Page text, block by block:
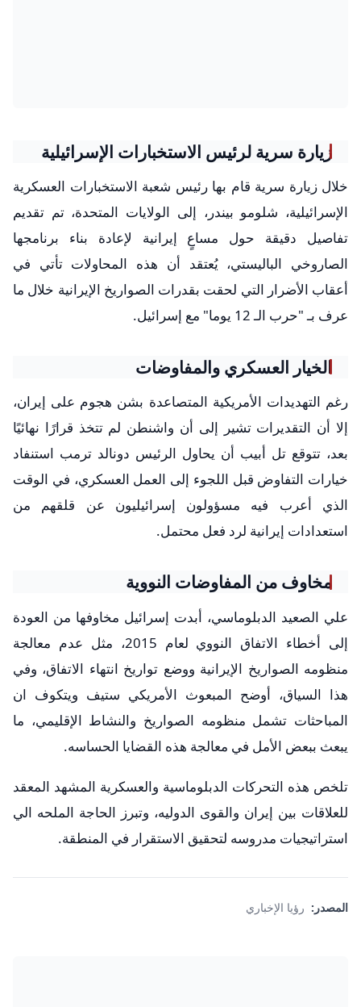
زيارة سرية لرئيس الاستخبارات الإسرائيلية
خلال زيارة سرية قام بها رئيس شعبة الاستخبارات العسكرية
الإسرائيلية، شلومو بيندر، إلى الولايات المتحدة، تم تقديم
تفاصيل دقيقة حول مساعٍ إيرانية لإعادة بناء برنامجها
الصاروخي الباليستي، يُعتقد أن هذه المحاولات تأتي في
أعقاب الأضرار التي لحقت بقدرات الصواريخ الإيرانية خلال ما
عرف بـ "حرب الـ 12 يوما" مع إسرائيل.
الخيار العسكري والمفاوضات
رغم التهديدات الأمريكية المتصاعدة بشن هجوم على إيران،
إلا أن التقديرات تشير إلى أن واشنطن لم تتخذ قرارًا نهائيًا
بعد، تتوقع تل أبيب أن يحاول الرئيس دونالد ترمب استنفاد
خيارات التفاوض قبل اللجوء إلى العمل العسكري، في الوقت
الذي أعرب فيه مسؤولون إسرائيليون عن قلقهم من
استعدادات إيرانية لرد فعل محتمل.
مخاوف من المفاوضات النووية
علي الصعيد الدبلوماسي، أبدت إسرائيل مخاوفها من العودة
إلى أخطاء الاتفاق النووي لعام 2015، مثل عدم معالجة
منظومه الصواريخ الإيرانية ووضع تواريخ انتهاء الاتفاق، وفي
هذا السياق، أوضح المبعوث الأمريكي ستيف ويتكوف ان
المباحثات تشمل منظومه الصواريخ والنشاط الإقليمي، ما
يبعث ببعض الأمل في معالجة هذه القضايا الحساسه.
تلخص هذه التحركات الدبلوماسية والعسكرية المشهد المعقد
للعلاقات بين إيران والقوى الدوليه، وتبرز الحاجة الملحه الي
استراتيجيات مدروسه لتحقيق الاستقرار في المنطقة.
المصدر: رؤيا الإخباري